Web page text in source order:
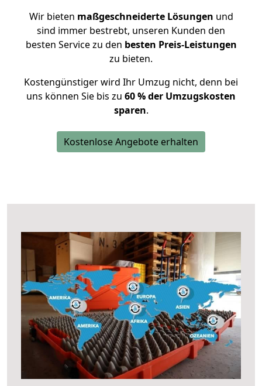
Wir bieten maßgeschneiderte Lösungen und
sind immer bestrebt, unseren Kunden den
besten Service zu den besten Preis-Leistungen
zu bieten.
Kostengünstiger wird Ihr Umzug nicht, denn bei
uns können Sie bis zu 60 % der Umzugskosten
sparen.
Kostenlose Angebote erhalten